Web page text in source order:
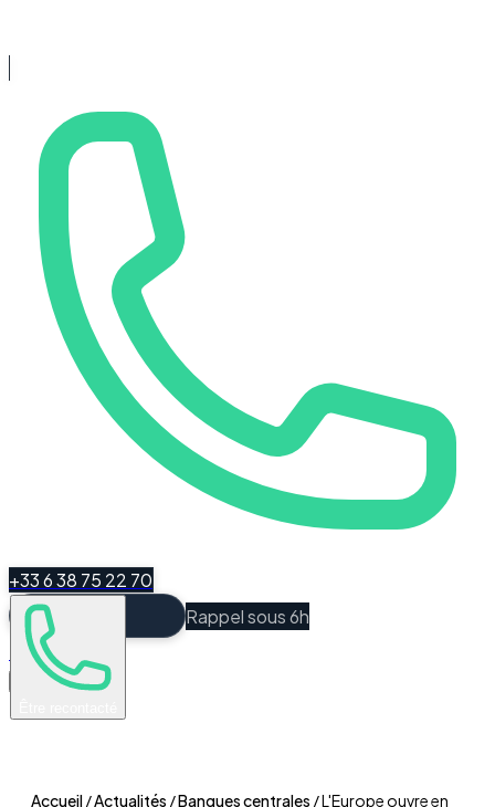
+33 6 38 75 22 70
Rappel sous 6h
Espace Client
Accueil/Actualités /Banques centrales /L'Europe ouvre en